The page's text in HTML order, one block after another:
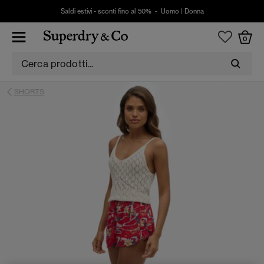
Saldi estivi - sconti fino al 50% - Uomo Donna
0
SHORTS